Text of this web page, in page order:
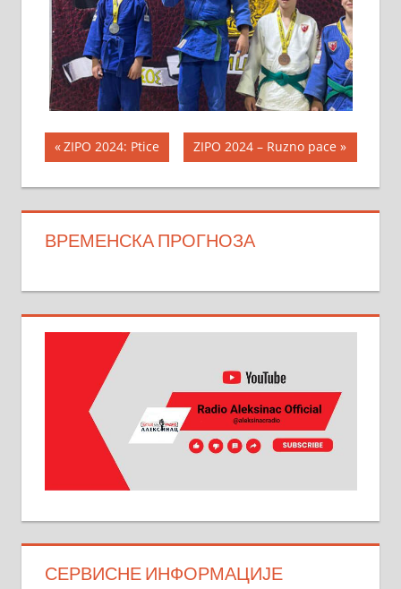
Кретање
чланка
Previous
Post:
ZIPO 2024: Ptice
Next
Post:
ZIPO 2024 – Ruzno pace
ВРЕМЕНСКА ПРОГНОЗА
СЕРВИСНЕ ИНФОРМАЦИЈЕ